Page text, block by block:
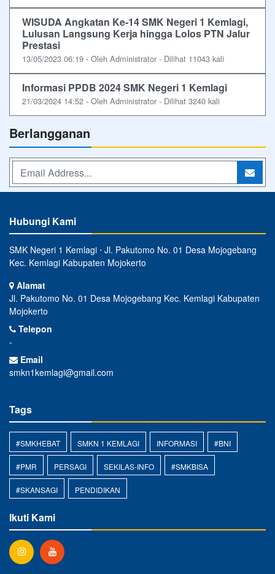
WISUDA Angkatan Ke-14 SMK Negeri 1 Kemlagi,
Lulusan Langsung Kerja hingga Lolos PTN Jalur
Prestasi
13/05/2023 06:19 - Oleh Administrator - Dilihat 11043 kali
Informasi PPDB 2024 SMK Negeri 1 Kemlagi
21/03/2024 14:52 - Oleh Administrator - Dilihat 3240 kali
Berlangganan
Hubungi Kami
SMK Negeri 1 Kemlagi ⋅ Jl. Pakutomo No. 01 Desa Mojogebang
Kec. Kemlagi Kabupaten Mojokerto
Alamat
Jl. Pakutomo No. 01 Desa Mojogebang Kec. Kemlagi Kabupaten
Mojokerto
Telepon
-
Email
smkn1kemlagi@gmail.com
Tags
#SMKHEBAT SMKN 1 KEMLAGI INFORMASI #BNI
#PMR PERSAGI SEKILAS-INFO #SMKBISA
#SKANSAGI PENDIDIKAN
Ikuti Kami